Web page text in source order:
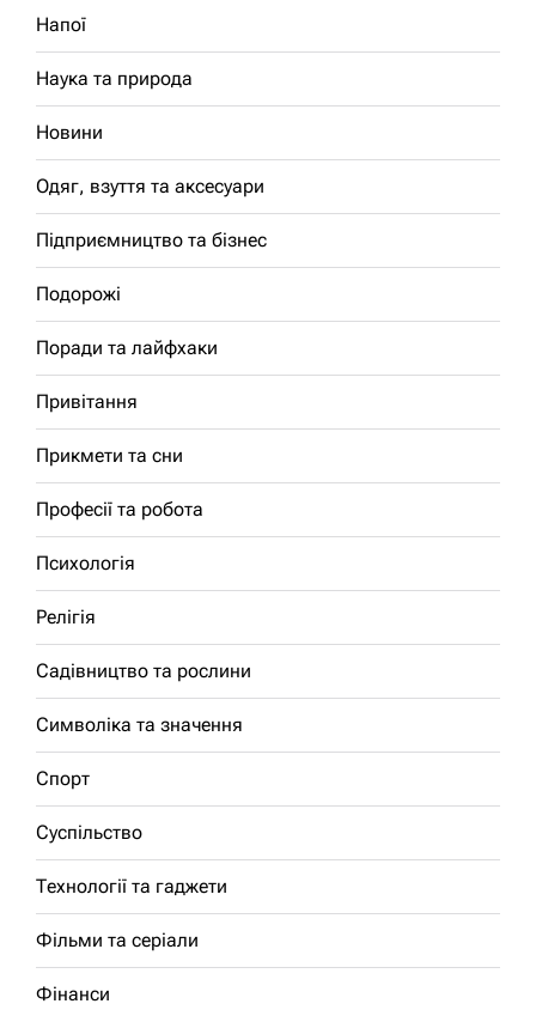
Напої
Наука та природа
Новини
Одяг, взуття та аксесуари
Підприємництво та бізнес
Подорожі
Поради та лайфхаки
Привітання
Прикмети та сни
Професії та робота
Психологія
Релігія
Садівництво та рослини
Символіка та значення
Спорт
Суспільство
Технології та гаджети
Фільми та серіали
Фінанси